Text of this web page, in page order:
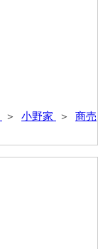
＞ 小野家 ＞ 商売